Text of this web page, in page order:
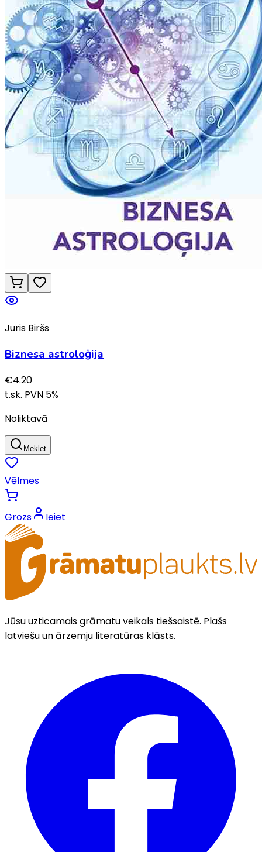
Juris Biršs
Biznesa astroloģija
€4.20
t.sk. PVN 5%
Noliktavā
Meklēt
Vēlmes
Grozs Ieiet
Jūsu uzticamais grāmatu veikals tiešsaistē. Plašs
latviešu un ārzemju literatūras klāsts.